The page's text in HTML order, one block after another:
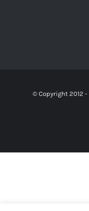
© Copyright 2012 -